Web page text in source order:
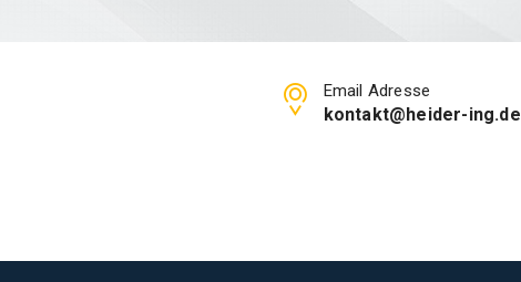
Email Adresse
kontakt@heider-ing.de